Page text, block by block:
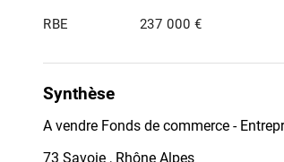
RBE 237 000 €
Synthèse
A vendre Fonds de commerce -
73 Savoie , Rhône Alpes